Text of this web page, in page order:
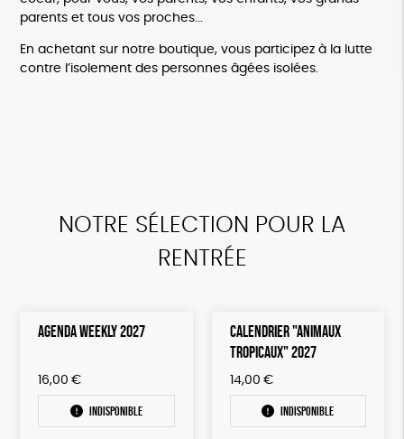
parents et tous vos proches...
En achetant sur notre boutique, vous participez à la lutte
contre l’isolement des personnes âgées isolées.
NOTRE SÉLECTION POUR LA
RENTRÉE
AGENDA WEEKLY 2027
16,00 €
Indisponible
CALENDRIER "ANIMAUX
TROPICAUX" 2027
14,00 €
Indisponible